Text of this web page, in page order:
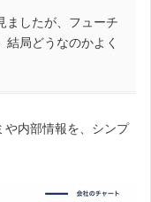
ましたが、フューチ
結局どうなのかよく
や内部情報を、シンプ